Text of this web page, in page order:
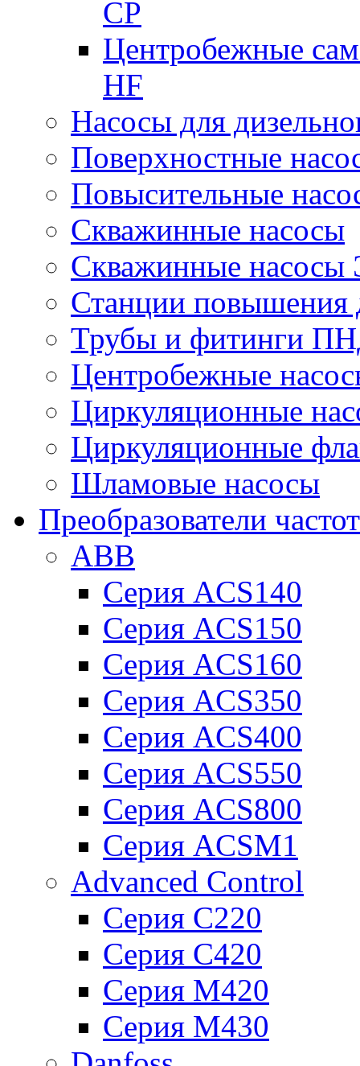
CP
Центробежные
HF
Насосы для
Поверхностные
Повысительные
Скважинные насосы
Скважинные
Станции повышения
Трубы и фитинги
Центробежные
Циркуляционные
Циркуляционные
Шламовые насосы
Преобразователи
ABB
Серия ACS140
Серия ACS150
Серия ACS160
Серия ACS350
Серия ACS400
Серия ACS550
Серия ACS800
Серия ACSM1
Advanced Control
Серия C220
Серия C420
Серия M420
Серия M430